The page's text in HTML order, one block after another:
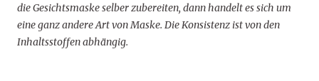
die Gesichtsmaske selber zubereiten, dann handelt es sich um
eine ganz andere Art von Maske. Die Konsistenz ist von den
Inhaltsstoffen abhängig.